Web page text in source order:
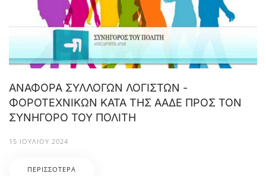
ΑΝΑΦΟΡΑ ΣΥΛΛΟΓΩΝ ΛΟΓΙΣΤΩΝ -
ΦΟΡΟΤΕΧΝΙΚΩΝ ΚΑΤΑ ΤΗΣ ΑΑΔΕ ΠΡΟΣ ΤΟΝ
ΣΥΝΗΓΟΡΟ ΤΟΥ ΠΟΛΙΤΗ
15 ΙΟΥΛΊΟΥ 2024
ΠΕΡΙΣΣΌΤΕΡΑ